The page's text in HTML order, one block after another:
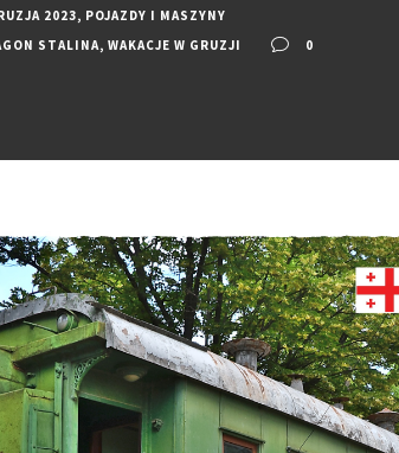
2023, POJAZDY I MASZYNY
STALINA, WAKACJE W GRUZJI 0